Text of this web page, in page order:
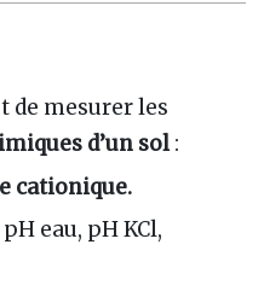
de mesurer les
d’un sol:
cationique.
pH eau, pH KCl,